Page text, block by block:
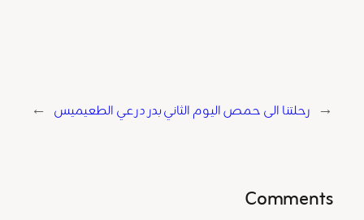
← رحلتنا الى حمص اليوم الثانيبدر درعي الطعيميس →
Comments